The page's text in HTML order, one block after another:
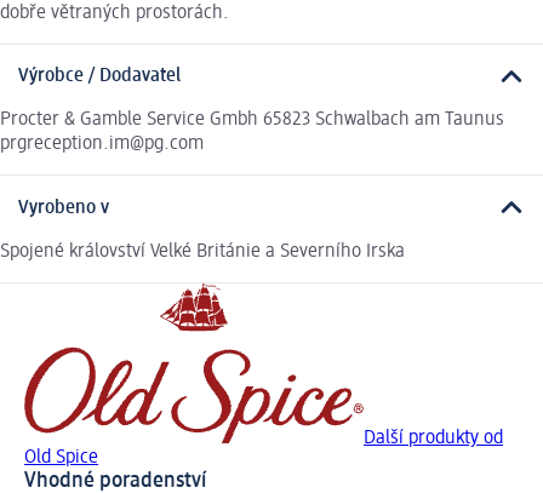
dobře větraných prostorách.
Výrobce / Dodavatel
Procter & Gamble Service Gmbh 65823 Schwalbach am Taunus
prgreception.im@pg.com
Vyrobeno v
Spojené království Velké Británie a Severního Irska
Další produkty od
Old Spice
Vhodné poradenství